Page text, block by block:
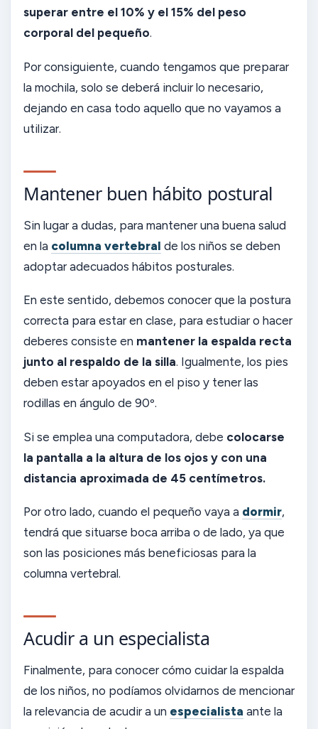
superar entre el 10% y el 15% del peso
corporal del pequeño.
Por consiguiente, cuando tengamos que preparar
la mochila, solo se deberá incluir lo necesario,
dejando en casa todo aquello que no vayamos a
utilizar.
Mantener buen hábito postural
Sin lugar a dudas, para mantener una buena salud
en la columna vertebral de los niños se deben
adoptar adecuados hábitos posturales.
En este sentido, debemos conocer que la postura
correcta para estar en clase, para estudiar o hacer
deberes consiste en mantener la espalda recta
junto al respaldo de la silla. Igualmente, los pies
deben estar apoyados en el piso y tener las
rodillas en ángulo de 90º.
Si se emplea una computadora, debe colocarse
la pantalla a la altura de los ojos y con una
distancia aproximada de 45 centímetros.
Por otro lado, cuando el pequeño vaya a dormir,
tendrá que situarse boca arriba o de lado, ya que
son las posiciones más beneficiosas para la
columna vertebral.
Acudir a un especialista
Finalmente, para conocer cómo cuidar la espalda
de los niños, no podíamos olvidarnos de mencionar
la relevancia de acudir a un especialista ante la